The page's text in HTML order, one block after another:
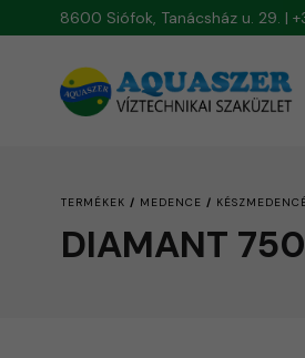
8600 Siófok, Tanácsház u. 29. |
TERMÉKEK / MEDENCE /
DIAMANT